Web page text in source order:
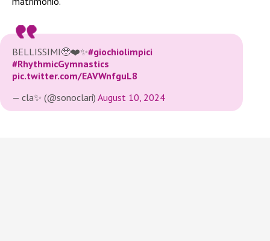
BELLISSIMI🥹❤️✨#giochiolimpici
#RhythmicGymnastics
pic.twitter.com/EAVWnfguL8
— cla✨ (@sonoclari) August 10, 2024